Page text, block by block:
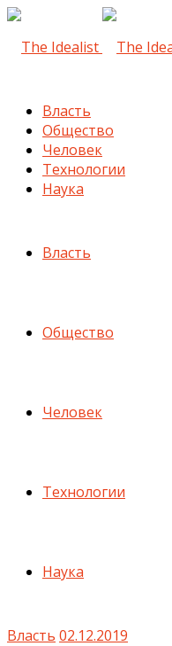
Власть
Общество
Человек
Технологии
Наука
Власть
Общество
Человек
Технологии
Наука
Власть 02.12.2019